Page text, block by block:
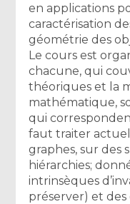
en applications
caractérisation
géométrie des
Le cours est
chacune, qui
théoriques et la
mathématique,
qui
faut traiter
graphes, sur des
hiérarchies;
intrinsèques
préserver) et